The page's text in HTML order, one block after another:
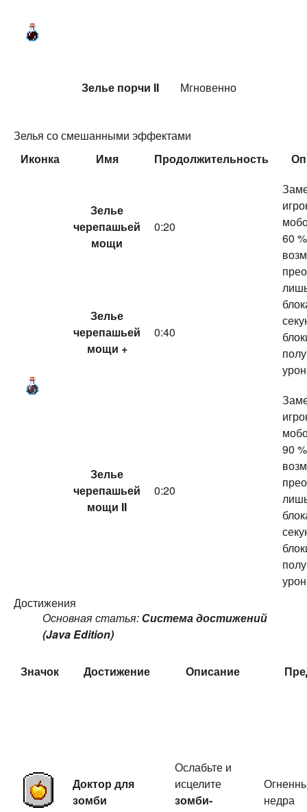
Зелье порчи II Мгновенно
Зелья со смешанными эффектами
Иконка
Имя Продолжительность
Зелье
черепашьей
мощи
0:20
60
Зелье
черепашьей
мощи +
0:40
Зелье
черепашьей
мощи II
0:20
90
Достижения
Основная статья:Система достижений
(Java Edition)
Значок Достижение Описание
Доктор для
зомби
Ослабьте и
исцелите
зомби-
недра